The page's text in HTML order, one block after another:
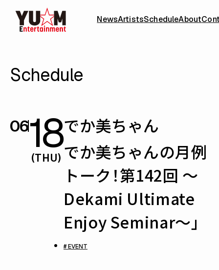
NewsArtistsScheduleAbout
Schedule
0618
(THU)
でか美ちゃん
でか美ちゃんの月例
トーク！第142回 〜
Dekami Ultimate
Enjoy Seminar〜」
# EVENT